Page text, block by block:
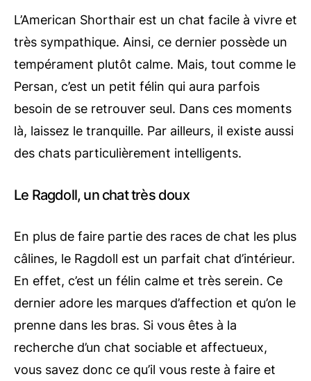
L’American Shorthair est un chat facile à vivre et
très sympathique. Ainsi, ce dernier possède un
tempérament plutôt calme. Mais, tout comme le
Persan, c’est un petit félin qui aura parfois
besoin de se retrouver seul. Dans ces moments
là, laissez le tranquille. Par ailleurs, il existe aussi
des chats particulièrement intelligents.
Le Ragdoll, un chat très doux
En plus de faire partie des races de chat les plus
câlines, le Ragdoll est un parfait chat d’intérieur.
En effet, c’est un félin calme et très serein. Ce
dernier adore les marques d’affection et qu’on le
prenne dans les bras. Si vous êtes à la
recherche d’un chat sociable et affectueux,
vous savez donc ce qu’il vous reste à faire et